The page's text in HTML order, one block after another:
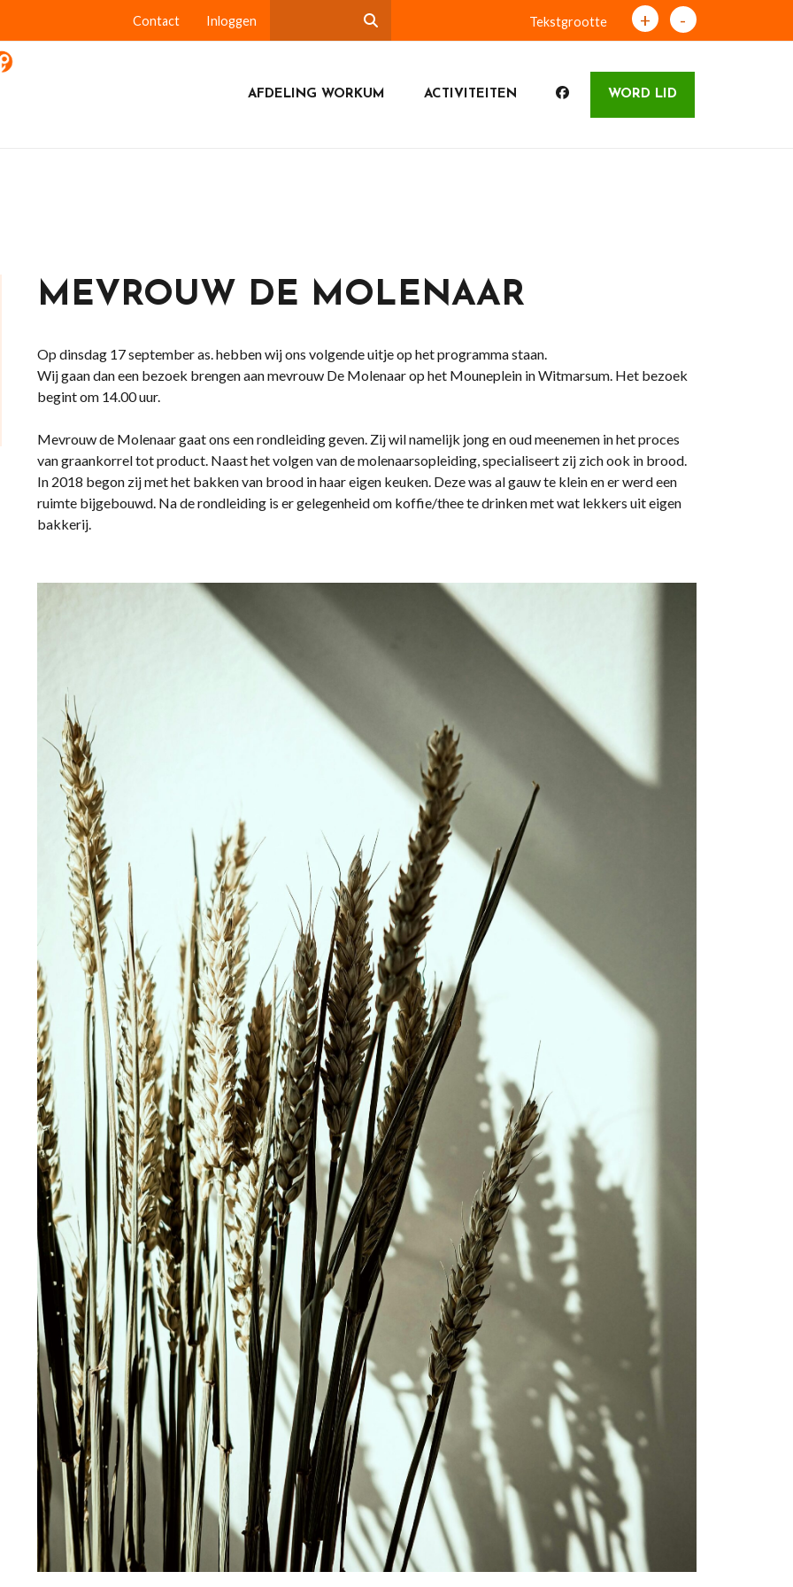
Contact Inloggen Tekstgrootte + -
AFDELING WORKUM ACTIVITEITEN WORD LID
MEVROUW DE MOLENAAR
Op dinsdag 17 september as. hebben wij ons volgende uitje op het programma staan.
Wij gaan dan een bezoek brengen aan mevrouw De Molenaar op het Mouneplein in Witmarsum. Het bezoek
begint om 14.00 uur.
Mevrouw de Molenaar gaat ons een rondleiding geven. Zij wil namelijk jong en oud meenemen in het proces
van graankorrel tot product. Naast het volgen van de molenaarsopleiding, specialiseert zij zich ook in brood.
In 2018 begon zij met het bakken van brood in haar eigen keuken. Deze was al gauw te klein en er werd een
ruimte bijgebouwd. Na de rondleiding is er gelegenheid om koffie/thee te drinken met wat lekkers uit eigen
bakkerij.